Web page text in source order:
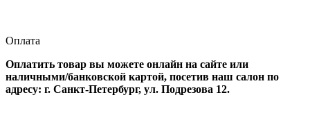
Оплата
Оплатить товар вы можете онлайн на сайте или
наличными/банковской картой, посетив наш салон по
адресу: г. Санкт-Петербург, ул. Подрезова 12.